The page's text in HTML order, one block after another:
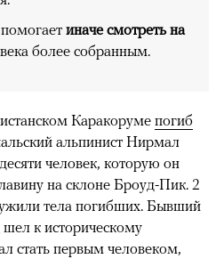
иначе смотреть на
более собранным.
Каракоруме погиб
альпинист Нирмал
человек, которую он
на склоне Броуд-Пик. 2
тела погибших. Бывший
шел к историческому
стать первым человеком,